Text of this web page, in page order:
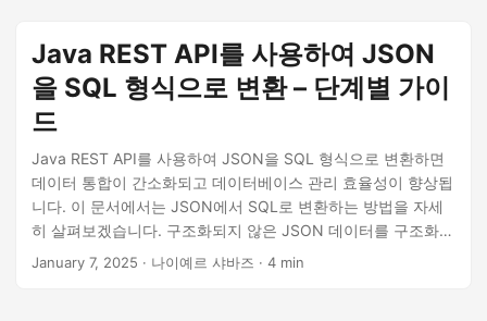
Java REST API를 사용하여 JSON
을 SQL 형식으로 변환 – 단계별 가이
드
Java REST API를 사용하여 JSON을 SQL 형식으로 변환하면
데이터 통합이 간소화되고 데이터베이스 관리 효율성이 향상됩
니다. 이 문서에서는 JSON에서 SQL로 변환하는 방법을 자세
히 살펴보겠습니다. 구조화되지 않은 JSON 데이터를 구조화된
SQL 테이블로 원활하게 변환하여 쿼리, 분석 및 유지 관리를 더
January 7, 2025 · 나이예르 샤바즈 · 4 min